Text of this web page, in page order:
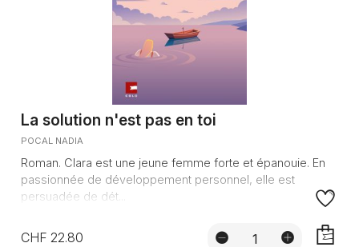
La solution n'est pas en toi
POCAL NADIA
Roman. Clara est une jeune femme forte et épanouie. En
passionnée de développement personnel, elle est
persuadée de dét...
CHF 22.80